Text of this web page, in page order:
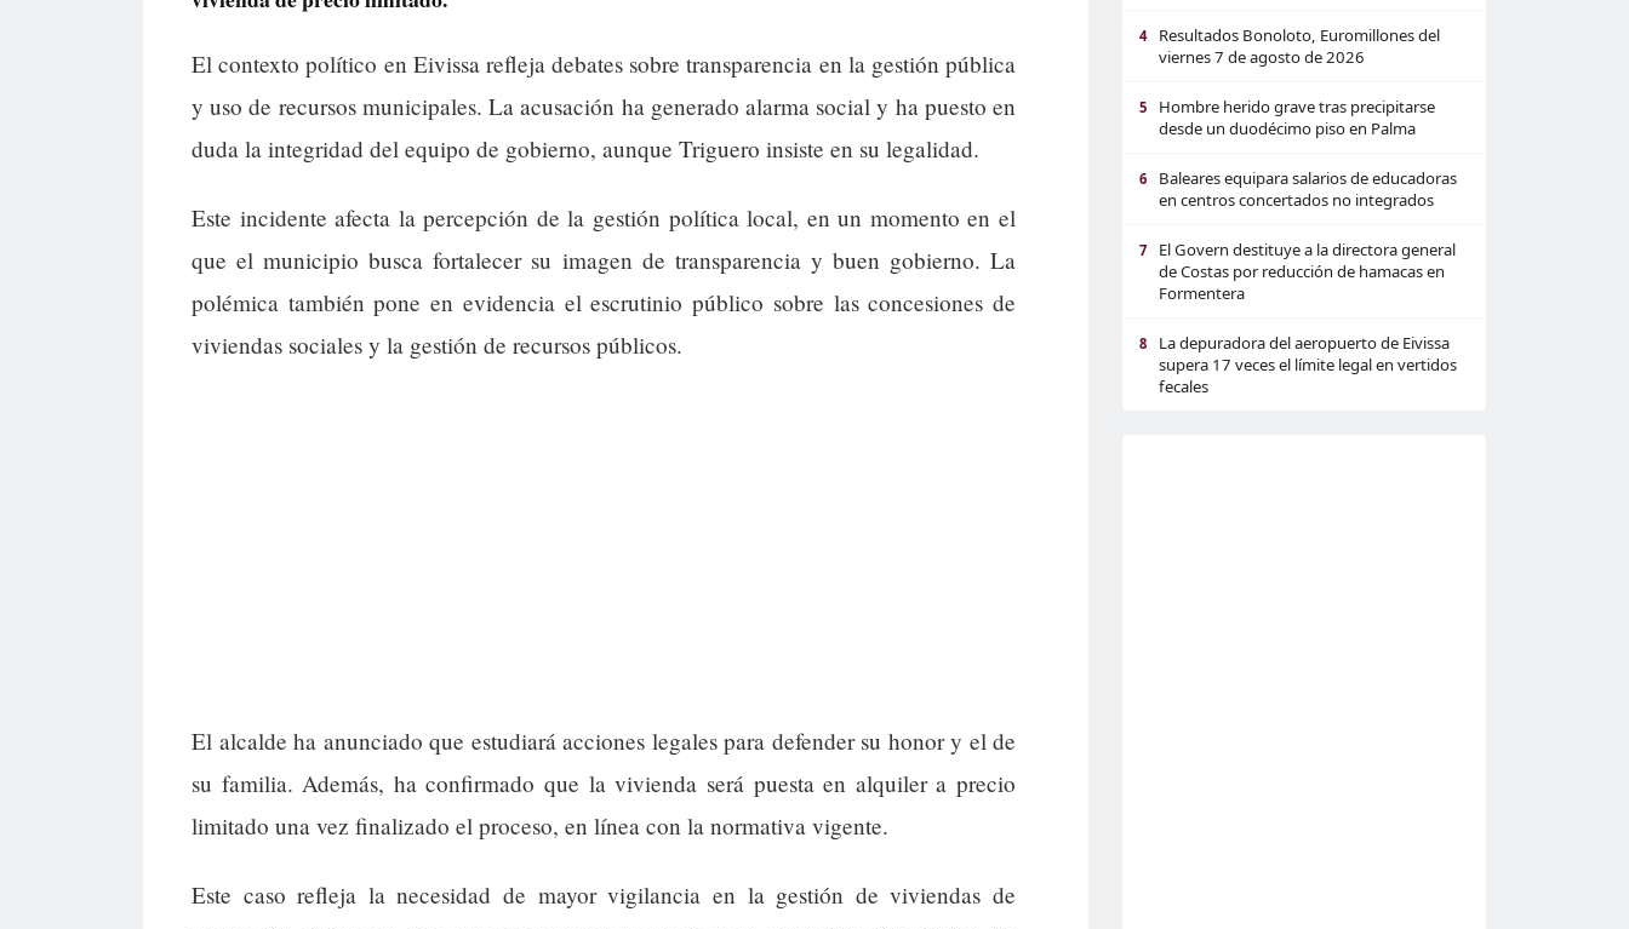
El contexto político en Eivissa refleja debates sobre transparencia en la gestión pública
y uso de recursos municipales. La acusación ha generado alarma social y ha puesto en
duda la integridad del equipo de gobierno, aunque Triguero insiste en su legalidad.
Este incidente afecta la percepción de la gestión política local, en un momento en el
que el municipio busca fortalecer su imagen de transparencia y buen gobierno. La
polémica también pone en evidencia el escrutinio público sobre las concesiones de
viviendas sociales y la gestión de recursos públicos.
El alcalde ha anunciado que estudiará acciones legales para defender su honor y el de
su familia. Además, ha confirmado que la vivienda será puesta en alquiler a precio
limitado una vez finalizado el proceso, en línea con la normativa vigente.
Este caso refleja la necesidad de mayor vigilancia en la gestión de viviendas de
4
Resultados Bonoloto, Euromillones del
viernes 7 de agosto de 2026
5
Hombre herido grave tras precipitarse
desde un duodécimo piso en Palma
6
Baleares equipara salarios de educadoras
en centros concertados no integrados
7
El Govern destituye a la directora general
de Costas por reducción de hamacas en
Formentera
8
La depuradora del aeropuerto de Eivissa
supera 17 veces el límite legal en vertidos
fecales